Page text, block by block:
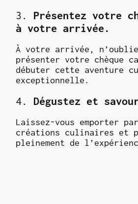
3. Présentez votre
à votre arrivée.
À votre arrivée,
présenter votre chèque
débuter cette aventure
exceptionnelle.
4. Dégustez et
Laissez-vous emporter
créations culinaires et
pleinement de